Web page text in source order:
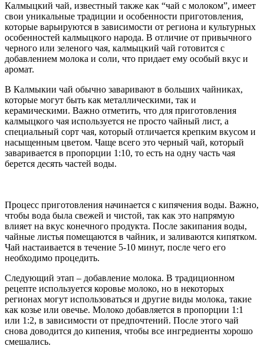
Калмыцкий чай, известный также как “чай с молоком”, имеет
свои уникальные традиции и особенности приготовления,
которые варьируются в зависимости от региона и культурных
особенностей калмыцкого народа. В отличие от привычного
черного или зеленого чая, калмыцкий чай готовится с
добавлением молока и соли, что придает ему особый вкус и
аромат.
В Калмыкии чай обычно заваривают в больших чайниках,
которые могут быть как металлическими, так и
керамическими. Важно отметить, что для приготовления
калмыцкого чая используется не просто чайный лист, а
специальный сорт чая, который отличается крепким вкусом и
насыщенным цветом. Чаще всего это черный чай, который
заваривается в пропорции 1:10, то есть на одну часть чая
берется десять частей воды.
Процесс приготовления начинается с кипячения воды. Важно,
чтобы вода была свежей и чистой, так как это напрямую
влияет на вкус конечного продукта. После закипания воды,
чайные листья помещаются в чайник, и заливаются кипятком.
Чай настаивается в течение 5-10 минут, после чего его
необходимо процедить.
Следующий этап – добавление молока. В традиционном
рецепте используется коровье молоко, но в некоторых
регионах могут использоваться и другие виды молока, такие
как козье или овечье. Молоко добавляется в пропорции 1:1
или 1:2, в зависимости от предпочтений. После этого чай
снова доводится до кипения, чтобы все ингредиенты хорошо
смешались.